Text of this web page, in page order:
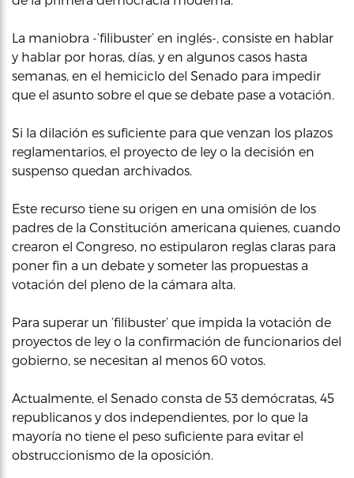
La maniobra -‘filibuster’ en inglés-, consiste en hablar
y hablar por horas, días, y en algunos casos hasta
semanas, en el hemiciclo del Senado para impedir
que el asunto sobre el que se debate pase a votación.
Si la dilación es suficiente para que venzan los plazos
reglamentarios, el proyecto de ley o la decisión en
suspenso quedan archivados.
Este recurso tiene su origen en una omisión de los
padres de la Constitución americana quienes, cuando
crearon el Congreso, no estipularon reglas claras para
poner fin a un debate y someter las propuestas a
votación del pleno de la cámara alta.
Para superar un ‘filibuster’ que impida la votación de
proyectos de ley o la confirmación de funcionarios del
gobierno, se necesitan al menos 60 votos.
Actualmente, el Senado consta de 53 demócratas, 45
republicanos y dos independientes, por lo que la
mayoría no tiene el peso suficiente para evitar el
obstruccionismo de la oposición.